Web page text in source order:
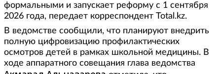
формальными и запускает реформу с 1 сентября
2026 года, передает корреспондент Total.kz.
В ведомстве сообщили, что планируют внедрить
полную цифровизацию профилактических
осмотров детей в рамках школьной медицины. В
ходе аппаратного совещания глава ведомства